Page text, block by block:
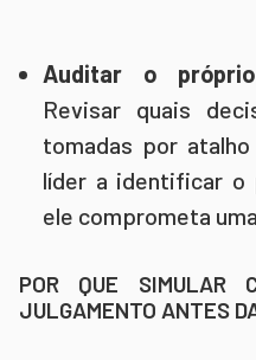
Auditar o
Revisar quais
tomadas por
líder a identificar o
ele comprometa
POR QUE SIMULAR
JULGAMENTO ANTES